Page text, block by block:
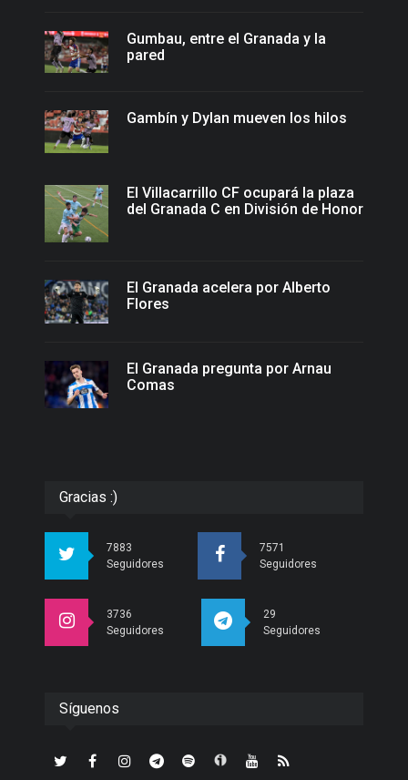
Gumbau, entre el Granada y la
pared
Gambín y Dylan mueven los hilos
El Villacarrillo CF ocupará la plaza
del Granada C en División de Honor
El Granada acelera por Alberto
Flores
El Granada pregunta por Arnau
Comas
Gracias :)
7883
Seguidores
7571
Seguidores
3736
Seguidores
29
Seguidores
Síguenos